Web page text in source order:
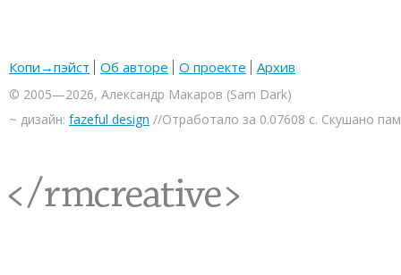
Копи→пэйст Об авторе О проекте Архив
© 2005—2026, Александр Макаров (Sam Dark)
~ дизайн: fazeful design //Отработало за 0.07608 с. Скушано
<rmcreative/>